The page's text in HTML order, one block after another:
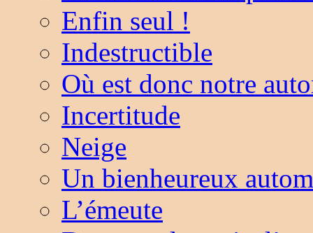
Enfin seul !
Indestructible
Où est donc notre
Incertitude
Neige
Un bienheureux
L’émeute